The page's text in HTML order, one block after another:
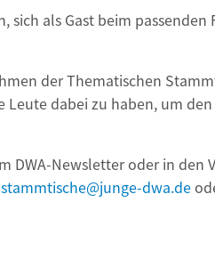
als Gast beim
der Thematischen
dabei zu haben, um
Newsletter oder in
stammtische@junge-dwa.de